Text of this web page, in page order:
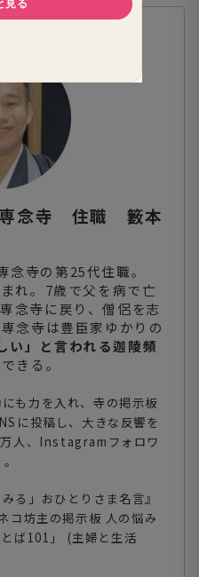
念寺 住職 籔本
念寺の第25代住職。
れ。7歳で父を病で亡
念寺に戻り、僧侶を志
念寺は豊臣家ゆかりの
い」と言われる迦陵頻
きる。
も力を入れ、寺の掲示板
に投稿し、大きな反響を
人、Instagramフォロワ
る」おひとりさま名言』
コ坊主の掲示板 人の悩み
ば101」 (主婦と生活